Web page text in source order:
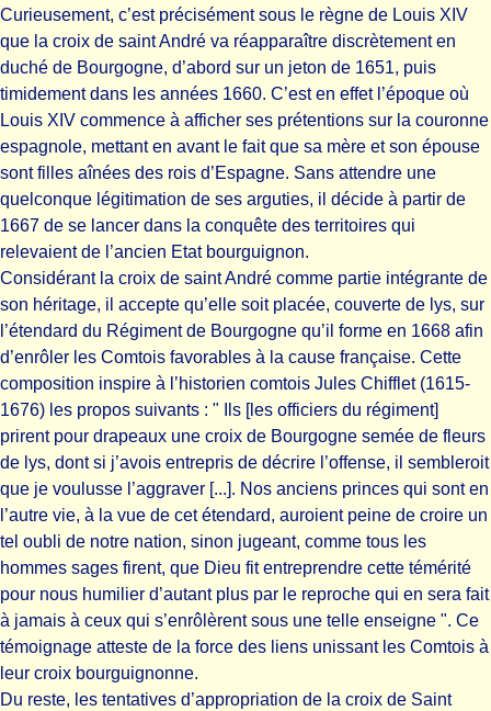
Curieusement, c’est précisément sous le règne de Louis XIV
que la croix de saint André va réapparaître discrètement en
duché de Bourgogne, d’abord sur un jeton de 1651, puis
timidement dans les années 1660. C’est en effet l’époque où
Louis XIV commence à afficher ses prétentions sur la couronne
espagnole, mettant en avant le fait que sa mère et son épouse
sont filles aînées des rois d’Espagne. Sans attendre une
quelconque légitimation de ses arguties, il décide à partir de
1667 de se lancer dans la conquête des territoires qui
relevaient de l’ancien Etat bourguignon.
Considérant la croix de saint André comme partie intégrante de
son héritage, il accepte qu’elle soit placée, couverte de lys, sur
l’étendard du Régiment de Bourgogne qu’il forme en 1668 afin
d’enrôler les Comtois favorables à la cause française. Cette
composition inspire à l’historien comtois Jules Chifflet (1615-
1676) les propos suivants : " Ils [les officiers du régiment]
prirent pour drapeaux une croix de Bourgogne semée de fleurs
de lys, dont si j’avois entrepris de décrire l’offense, il sembleroit
que je voulusse l’aggraver [...]. Nos anciens princes qui sont en
l’autre vie, à la vue de cet étendard, auroient peine de croire un
tel oubli de notre nation, sinon jugeant, comme tous les
hommes sages firent, que Dieu fit entreprendre cette témérité
pour nous humilier d’autant plus par le reproche qui en sera fait
à jamais à ceux qui s’enrôlèrent sous une telle enseigne ". Ce
témoignage atteste de la force des liens unissant les Comtois à
leur croix bourguignonne.
Du reste, les tentatives d’appropriation de la croix de Saint